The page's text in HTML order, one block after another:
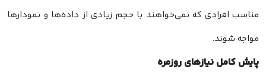
مناسب افرادی که نمی‌خواهند با حجم زیادی از داده‌ها و نمودارها
مواجه شوند.
پایش کامل نیازهای روزمره